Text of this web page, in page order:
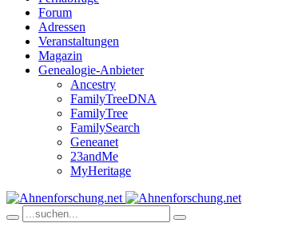
Forum
Adressen
Veranstaltungen
Magazin
Genealogie-Anbieter
Ancestry
FamilyTreeDNA
FamilyTree
FamilySearch
Geneanet
23andMe
MyHeritage